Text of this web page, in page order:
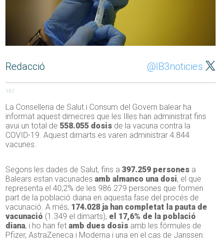
Redacció @IB3noticies
167
La Conselleria de Salut i Consum del Govern balear ha
informat aquest dimecres que les Illes han administrat fins
avui un total de 558.055 dosis de la vacuna contra la
COVID-19. Aquest dimarts es varen administrar 4.844
vacunes.
Segons les dades de Salut, fins a 397.259 persones a
Balears estan vacunadesamb almanco una dosi, el que
representa el 40,2% de les 986.279 persones que formen
part de la població diana en aquesta fase del procés de
vacunació. A més, 174.028 ja han completat la pauta de
vacunació (1.349 el dimarts), el 17,6% de la població
diana, i ho han fetamb dues dosis amb les fórmules de
Pfizer, AstraZeneca i Moderna i una en el cas de Janssen.